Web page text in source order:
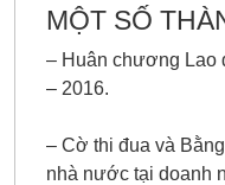
MỘT SỐ
– Huân chương Lao
– 2016.
– Cờ thi đua và
nhà nước tại doanh